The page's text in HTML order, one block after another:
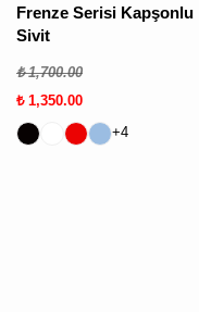
Frenze Serisi Kapşonlu
Sivit
₺ 1,700.00
₺ 1,350.00
+4